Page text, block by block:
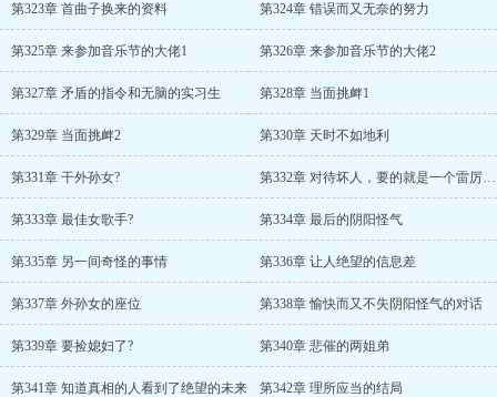
第323章 首曲子换来的资料 第324章 错误而又无奈的努力
第325章 来参加音乐节的大佬1 第326章 来参加音乐节的大佬2
第327章 矛盾的指令和无脑的实习生 第328章 当面挑衅1
第329章 当面挑衅2 第330章 天时不如地利
第331章 干外孙女? 第332章 对待坏人，要的就是一个雷厉风行
第333章 最佳女歌手? 第334章 最后的阴阳怪气
第335章 另一间奇怪的事情 第336章 让人绝望的信息差
第337章 外孙女的座位 第338章 愉快而又不失阴阳怪气的对话
第339章 要捡媳妇了? 第340章 悲催的两姐弟
第341章 知道真相的人看到了绝望的未来 第342章 理所应当的结局